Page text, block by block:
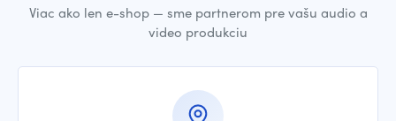
Viac ako len e-shop — sme partnerom pre vašu audio a
video produkciu